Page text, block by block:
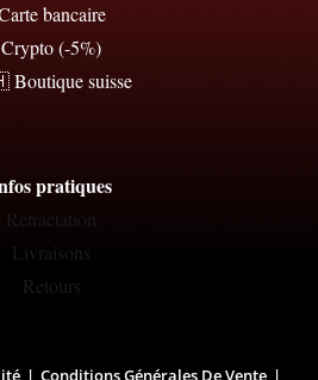
bancaire
Crypto (-5%)
suisse
pratiques
Rétractation
Livraisons
Retours
Conditions Générales De Vente